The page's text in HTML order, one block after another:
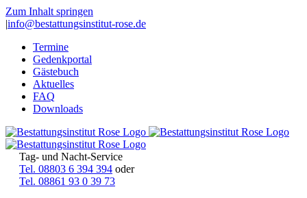
Zum Inhalt springen
|info@bestattungsinstitut-rose.de
Termine
Gedenkportal
Gästebuch
Aktuelles
FAQ
Downloads
Tag- und Nacht-Service
Tel. 08803 6 394 394 oder
Tel. 08861 93 0 39 73